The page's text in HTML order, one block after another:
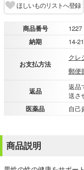
ほしいものリストへ登録
商品番号
1227
納期
14-
お支払方法
クレ
郵便
返品
返品
送さ
医薬品
自己
商品説明